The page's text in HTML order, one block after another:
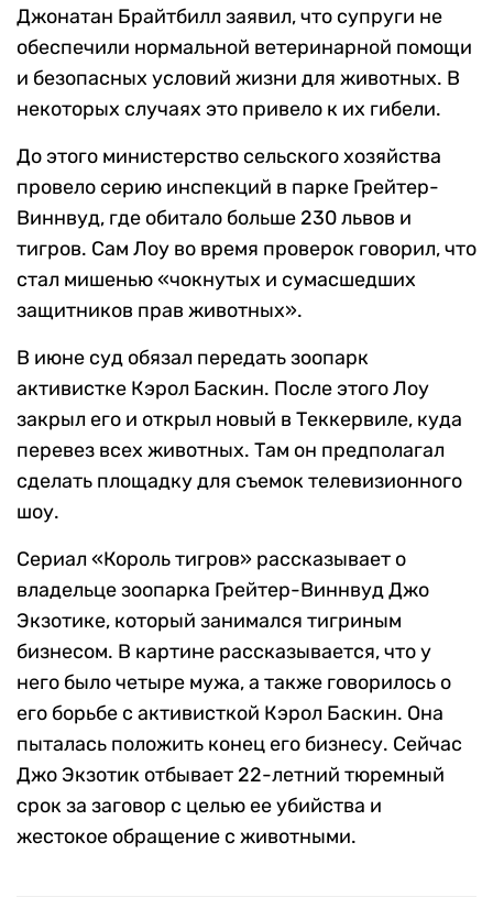
Джонатан Брайтбилл заявил, что супруги не
обеспечили нормальной ветеринарной помощи
и безопасных условий жизни для животных. В
некоторых случаях это привело к их гибели.
До этого министерство сельского хозяйства
провело серию инспекций в парке Грейтер-
Виннвуд, где обитало больше 230 львов и
тигров. Сам Лоу во время проверок говорил, что
стал мишенью «чокнутых и сумасшедших
защитников прав животных».
В июне суд обязал передать зоопарк
активистке Кэрол Баскин. После этого Лоу
закрыл его и открыл новый в Теккервиле, куда
перевез всех животных. Там он предполагал
сделать площадку для съемок телевизионного
шоу.
Сериал «Король тигров» рассказывает о
владельце зоопарка Грейтер-Виннвуд Джо
Экзотике, который занимался тигриным
бизнесом. В картине рассказывается, что у
него было четыре мужа, а также говорилось о
его борьбе с активисткой Кэрол Баскин. Она
пыталась положить конец его бизнесу. Сейчас
Джо Экзотик отбывает 22-летний тюремный
срок за заговор с целью ее убийства и
жестокое обращение с животными.